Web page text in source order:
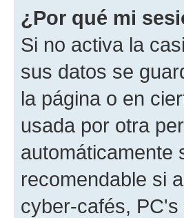
¿Por qué mi
Si no activa la
sus datos se
la página o en
usada por otra
automáticamente
recomendable si
cyber-cafés,